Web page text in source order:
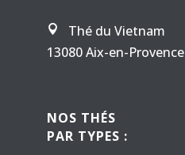

Thé du Vietnam
13080 Aix-en-Provence
NOS THÉS
PAR TYPES :